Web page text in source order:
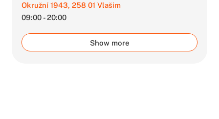
Okružní 1943, 258 01 Vlašim
09:00 - 20:00
Show more